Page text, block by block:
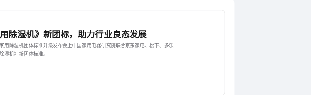
除湿机》新团标，助力行业良态发展
用除湿机团体标准升级发布会上中国家用电器研究院联合京东家电、松下、多乐
湿机》新团体标准。